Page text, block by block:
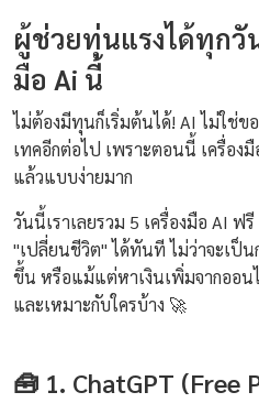
ผู้ช่วยทุ่นแรงได้ทุกวั
มือ Ai นี้
ไม่ต้องมีทุนก็เริ่มต้นได้! AI ไม่ใช่ข
เทคอีกต่อไป เพราะตอนนี้ เครื่อง
แล้วแบบง่ายมาก
วันนี้เราเลยรวม 5 เครื่องมือ AI ฟ
"เปลี่ยนชีวิต" ได้ทันที ไม่ว่าจะเป็น
ขึ้น หรือแม้แต่หาเงินเพิ่มจากออน
และเหมาะกับใครบ้าง 🚀
🧰 1. ChatGPT (Free